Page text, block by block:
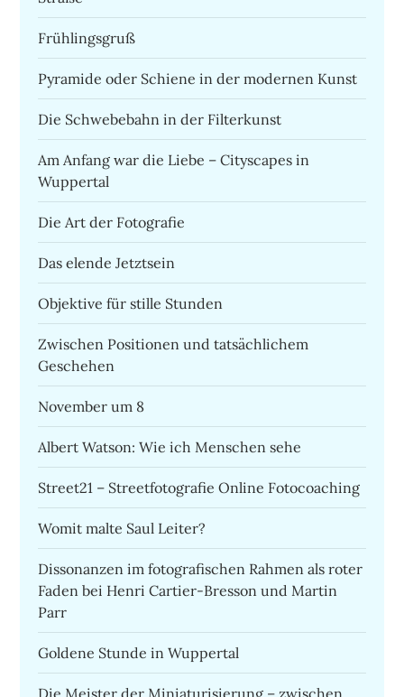
Frühlingsgruß
Pyramide oder Schiene in der modernen Kunst
Die Schwebebahn in der Filterkunst
Am Anfang war die Liebe – Cityscapes in
Wuppertal
Die Art der Fotografie
Das elende Jetztsein
Objektive für stille Stunden
Zwischen Positionen und tatsächlichem
Geschehen
November um 8
Albert Watson: Wie ich Menschen sehe
Street21 – Streetfotografie Online Fotocoaching
Womit malte Saul Leiter?
Dissonanzen im fotografischen Rahmen als roter
Faden bei Henri Cartier-Bresson und Martin
Parr
Goldene Stunde in Wuppertal